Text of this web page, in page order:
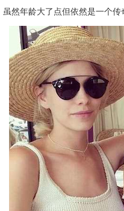
然年龄大了点但依然是一个传